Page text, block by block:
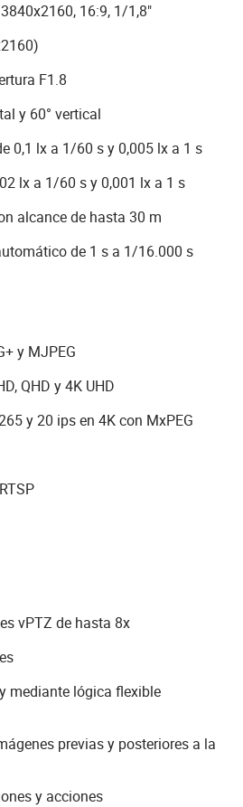
16:9, 1/1,8"
F1.8
y 60° vertical
0,1 lx a 1/60 s y 0,005 lx a 1 s
lx a 1/60 s y 0,001 lx a 1 s
alcance de hasta 30 m
de 1 s a 1/16.000 s
y MJPEG
QHD y 4K UHD
y 20 ips en 4K con MxPEG
vPTZ de hasta 8x
mediante lógica flexible
previas y posteriores a la
y acciones